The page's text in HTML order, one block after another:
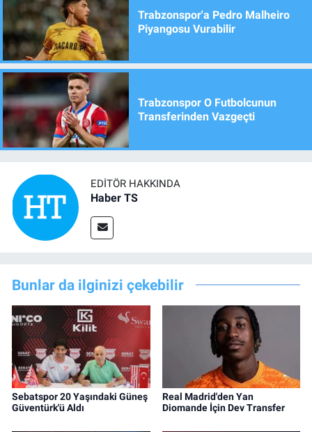
Trabzonspor'a Pedro Malheiro
Piyangosu Vurabilir
Trabzonspor O Futbolcunun
Transferinden Vazgeçti
EDITÖR HAKKINDA
Haber TS
Bunlar da ilginizi çekebilir
Sebatspor 20 Yaşındaki Güneş
Güventürk'ü Aldı
Real Madrid'den Yan
Diomande İçin Dev Transfer